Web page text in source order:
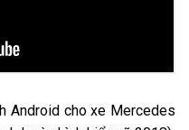
Android cho xe Mercedes